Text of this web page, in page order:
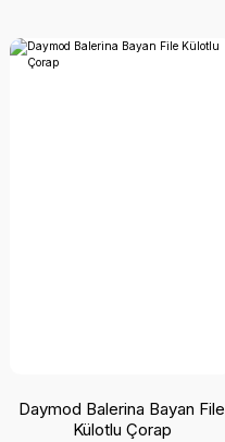
Daymod Balerina Bayan File
Külotlu Çorap